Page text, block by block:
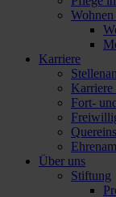
Karriere
Karriere
Fort-
Über uns
Stiftung